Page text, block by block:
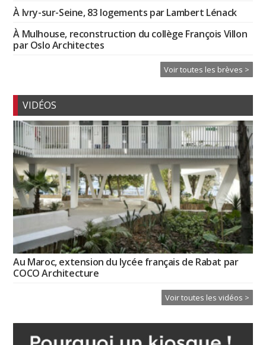
À Ivry-sur-Seine, 83 logements par Lambert Lénack
À Mulhouse, reconstruction du collège François Villon
par Oslo Architectes
Voir toutes les brèves >
VIDÉOS
Au Maroc, extension du lycée français de Rabat par
COCO Architecture
Voir toutes les vidéos >